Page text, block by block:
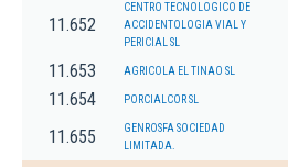
11.652
CENTRO TECNOLOGICO DE
ACCIDENTOLOGIA VIAL Y
PERICIAL SL
11.653 AGRICOLA EL TINAO SL
11.654 PORCIALCOR SL
11.655
GENROSFA SOCIEDAD
LIMITADA.